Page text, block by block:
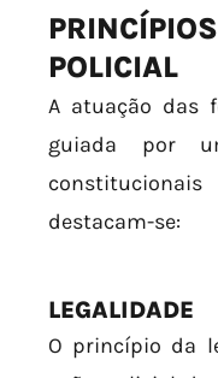
POLICIAL
A atuação das
guiada por
destacam-se:
LEGALIDADE
O princípio da